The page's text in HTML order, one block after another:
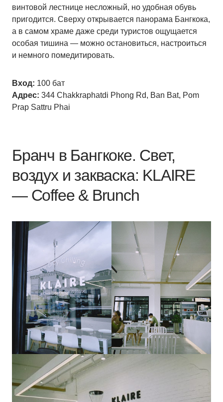
винтовой лестнице несложный, но удобная обувь
пригодится. Сверху открывается панорама Бангкока,
а в самом храме даже среди туристов ощущается
особая тишина — можно остановиться, настроиться
и немного помедитировать.
Вход: 100 бат
Адрес: 344 Chakkraphatdi Phong Rd, Ban Bat, Pom
Prap Sattru Phai
Бранч в Бангкоке. Свет,
воздух и закваска: KLAIRE
— Coffee & Brunch